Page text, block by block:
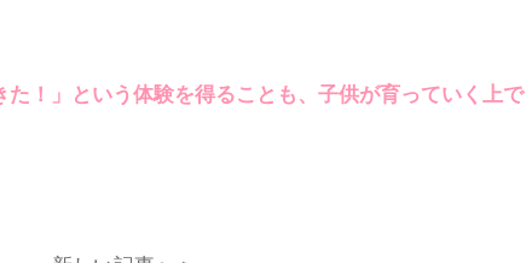
！」という体験を得ることも、子供が育っていく上で